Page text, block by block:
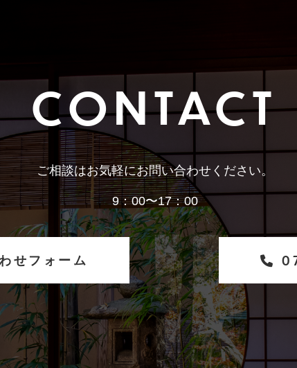
CONTACT
ご相談はお気軽にお問い合わせください。
9：00〜17：00
せフォーム